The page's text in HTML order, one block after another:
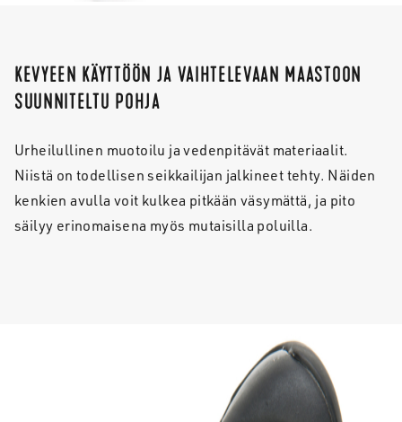
KEVYEEN KÄYTTÖÖN JA VAIHTELEVAAN MAASTOON
SUUNNITELTU POHJA
Urheilullinen muotoilu ja vedenpitävät materiaalit.
Niistä on todellisen seikkailijan jalkineet tehty. Näiden
kenkien avulla voit kulkea pitkään väsymättä, ja pito
säilyy erinomaisena myös mutaisilla poluilla.